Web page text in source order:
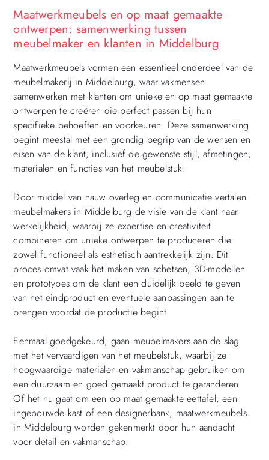
Maatwerkmeubels en op maat gemaakte
ontwerpen: samenwerking tussen
meubelmaker en klanten in Middelburg
Maatwerkmeubels vormen een essentieel onderdeel van de
meubelmakerij in Middelburg, waar vakmensen
samenwerken met klanten om unieke en op maat gemaakte
ontwerpen te creëren die perfect passen bij hun
specifieke behoeften en voorkeuren. Deze samenwerking
begint meestal met een grondig begrip van de wensen en
eisen van de klant, inclusief de gewenste stijl, afmetingen,
materialen en functies van het meubelstuk.
Door middel van nauw overleg en communicatie vertalen
meubelmakers in Middelburg de visie van de klant naar
werkelijkheid, waarbij ze expertise en creativiteit
combineren om unieke ontwerpen te produceren die
zowel functioneel als esthetisch aantrekkelijk zijn. Dit
proces omvat vaak het maken van schetsen, 3D-modellen
en prototypes om de klant een duidelijk beeld te geven
van het eindproduct en eventuele aanpassingen aan te
brengen voordat de productie begint.
Eenmaal goedgekeurd, gaan meubelmakers aan de slag
met het vervaardigen van het meubelstuk, waarbij ze
hoogwaardige materialen en vakmanschap gebruiken om
een ​​duurzaam en goed gemaakt product te garanderen.
Of het nu gaat om een ​​op maat gemaakte eettafel, een
ingebouwde kast of een designerbank, maatwerkmeubels
in Middelburg worden gekenmerkt door hun aandacht
voor detail en vakmanschap.